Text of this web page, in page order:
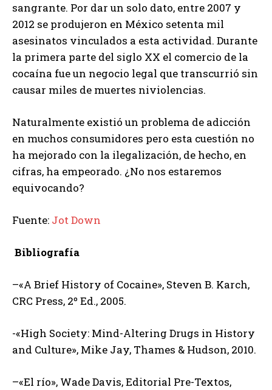
sangrante. Por dar un solo dato, entre 2007 y
2012 se produjeron en México setenta mil
asesinatos vinculados a esta actividad. Durante
la primera parte del siglo XX el comercio de la
cocaína fue un negocio legal que transcurrió sin
causar miles de muertes niviolencias.
Naturalmente existió un problema de adicción
en muchos consumidores pero esta cuestión no
ha mejorado con la ilegalización, de hecho, en
cifras, ha empeorado. ¿No nos estaremos
equivocando?
Fuente: Jot Down
Bibliografía
–«A Brief History of Cocaine», Steven B. Karch,
CRC Press, 2º Ed., 2005.
-«High Society: Mind-Altering Drugs in History
and Culture», Mike Jay, Thames & Hudson, 2010.
–«El río», Wade Davis, Editorial Pre-Textos,